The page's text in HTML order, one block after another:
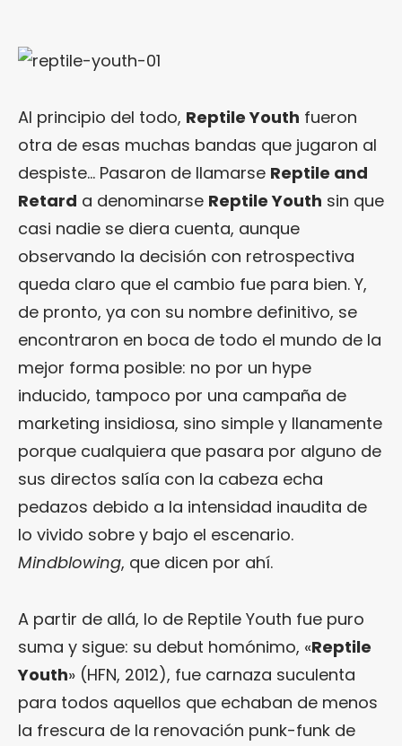
Al principio del todo, Reptile Youth fueron
otra de esas muchas bandas que jugaron al
despiste… Pasaron de llamarse Reptile and
Retard a denominarse Reptile Youth sin que
casi nadie se diera cuenta, aunque
observando la decisión con retrospectiva
queda claro que el cambio fue para bien. Y,
de pronto, ya con su nombre definitivo, se
encontraron en boca de todo el mundo de la
mejor forma posible: no por un hype
inducido, tampoco por una campaña de
marketing insidiosa, sino simple y llanamente
porque cualquiera que pasara por alguno de
sus directos salía con la cabeza echa
pedazos debido a la intensidad inaudita de
lo vivido sobre y bajo el escenario.
Mindblowing, que dicen por ahí.
A partir de allá, lo de Reptile Youth fue puro
suma y sigue: su debut homónimo, «Reptile
Youth» (HFN, 2012), fue carnaza suculenta
para todos aquellos que echaban de menos
la frescura de la renovación punk-funk de